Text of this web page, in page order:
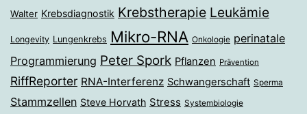
Walter Krebsdiagnostik Krebstherapie Leukämie
Longevity Lungenkrebs Mikro-RNA Onkologie perinatale
Programmierung Peter Spork Pflanzen Prävention
RiffReporter RNA-Interferenz Schwangerschaft Sperma
Stammzellen Steve Horvath Stress Systembiologie